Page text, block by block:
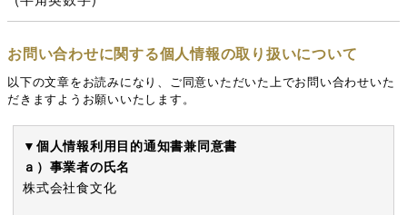
お問い合わせに関する個人情報の取り扱いについて
以下の文章をお読みになり、ご同意いただいた上でお問い合わせいた
だきますようお願いいたします。
▼個人情報利用目的通知書兼同意書
ａ）事業者の氏名
株式会社食文化